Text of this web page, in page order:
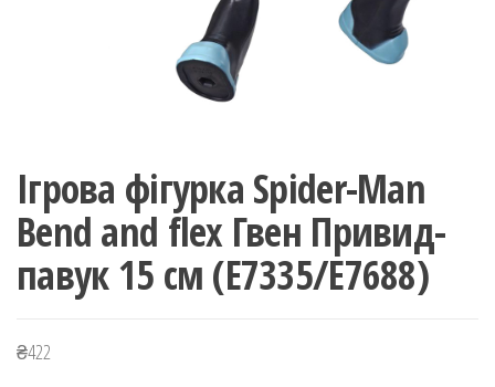
Ігрова фігурка Spider-Man
Bend and flex Гвен Привид-
павук 15 см (E7335/E7688)
₴422